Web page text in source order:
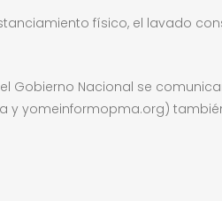
físico, el lavado
Nacional se
y yomeinformopma.org)